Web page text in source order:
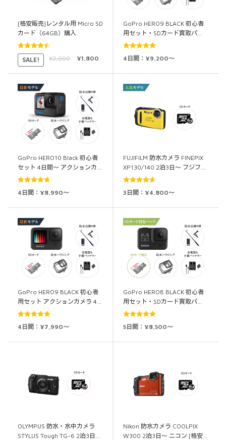
[格安販売]レンタル用 Micro SD
カード（64GB）購入
5段階中
4.50
の評価
SALE! ¥2,000 ¥1,800
GoPro HERO9 BLACK 初心者
用セット・SDカード買取パ…
5段階中
4日間：¥9,200～
GoPro HERO10 Black 初心者
セット 4日間～ アクションカ…
5段階中
4日間：¥8,990～
FUJIFILM 防水カメラ FINEPIX
XP130/140 2泊3日～ フジフ…
5段階中
3日間：¥4,800～
GoPro HERO9 BLACK 初心者
用セット アクションカメラ 4…
5段階中
4日間：¥7,990～
GoPro HERO8 BLACK 初心者
用セット・SDカード買取パ…
5段階中
5日間：¥8,500～
OLYMPUS 防水・水中カメラ
STYLUS Tough TG-6 2泊3日…
Nikon 防水カメラ COOLPIX
W300 2泊3日～ ニコン [格安…